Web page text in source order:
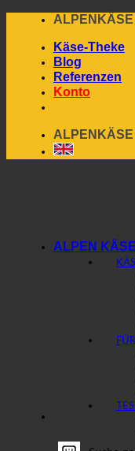
content
ALPENKÄSE
Käse-Theke
Blog
Referenzen
Konto
ALPENKÄSE
ALPEN KÄSE